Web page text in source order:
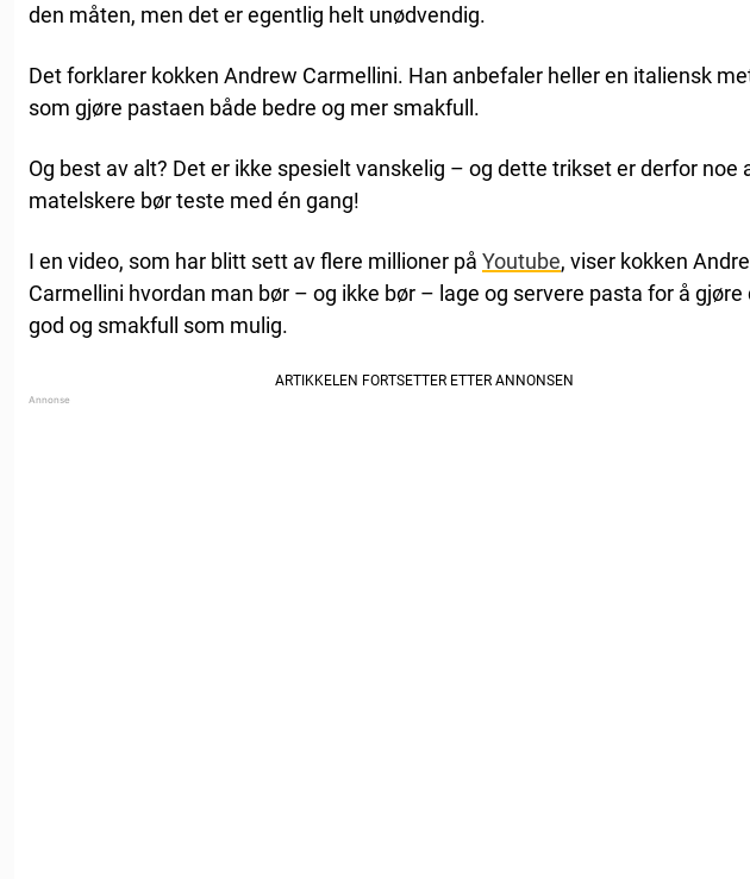
den måten, men det er egentlig helt unødvendig.
Det forklarer kokken Andrew Carmellini. Han anbefaler heller en italiensk
som gjøre pastaen både bedre og mer smakfull.
Og best av alt? Det er ikke spesielt vanskelig – og dette trikset er derfor noe
matelskere bør teste med én gang!
I en video, som har blitt sett av flere millioner på Youtube, viser kokken
Carmellini hvordan man bør – og ikke bør – lage og servere pasta for å gjøre
god og smakfull som mulig.